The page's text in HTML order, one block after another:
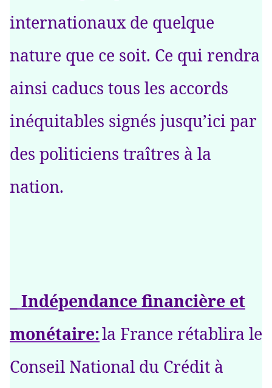
internationaux de quelque
nature que ce soit. Ce qui rendra
ainsi caducs tous les accords
inéquitables signés jusqu’ici par
des politiciens traîtres à la
nation.
_ Indépendance financière et
monétaire:la France rétablira le
Conseil National du Crédit à